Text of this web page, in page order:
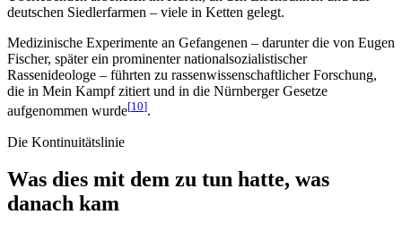
deutschen Siedlerfarmen – viele in Ketten gelegt.
Medizinische Experimente an Gefangenen – darunter die von Eugen
Fischer, später ein prominenter nationalsozialistischer
Rassenideologe – führten zu rassenwissenschaftlicher Forschung,
die in Mein Kampf zitiert und in die Nürnberger Gesetze
aufgenommen wurde[10].
Die Kontinuitätslinie
Was dies mit dem zu tun hatte, was
danach kam